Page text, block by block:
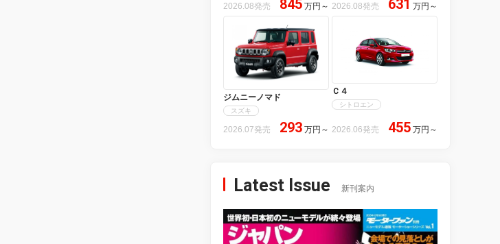
2026.08発売 845 万円 ～ 2026.08発売 631 万円 ～
ジムニーノマド
スズキ
2026.07発売 293 万円 ～
Ｃ４
シトロエン
2026.06発売 455 万円 ～
Latest Issue 新刊案内